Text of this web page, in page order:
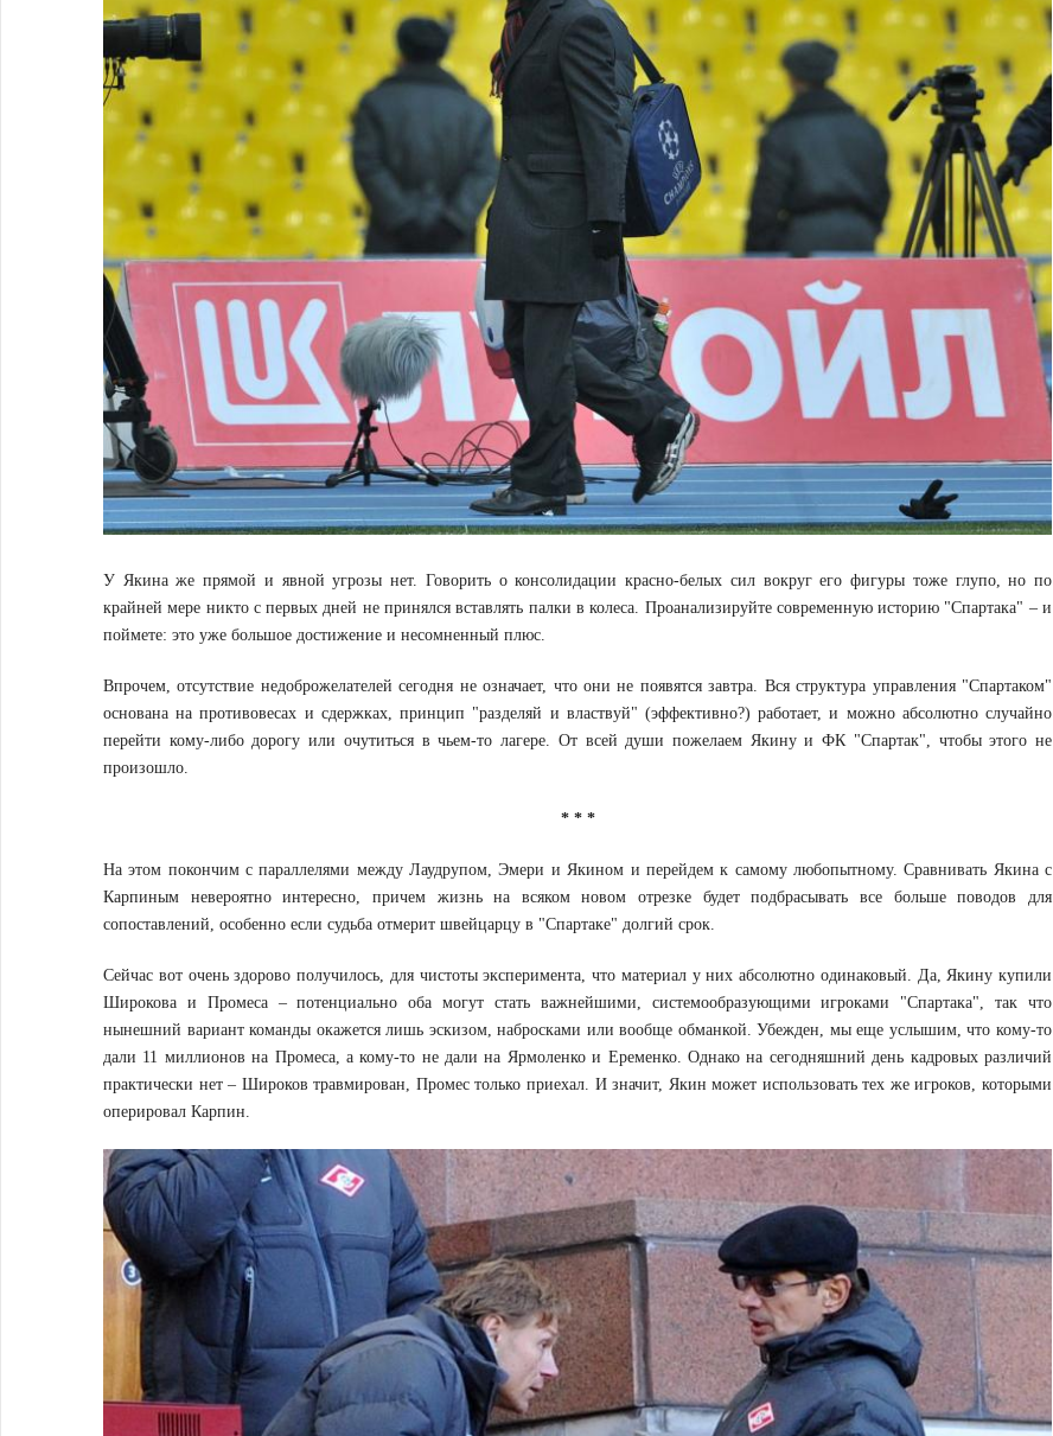
У Якина же прямой и явной угрозы нет. Говорить о консолидации красно-белых сил вокруг его фигуры тоже глупо, но по
крайней мере никто с первых дней не принялся вставлять палки в колеса. Проанализируйте современную историю "Спартака" – и
поймете: это уже большое достижение и несомненный плюс.
Впрочем, отсутствие недоброжелателей сегодня не означает, что они не появятся завтра. Вся структура управления "Спартаком"
основана на противовесах и сдержках, принцип "разделяй и властвуй" (эффективно?) работает, и можно абсолютно случайно
перейти кому-либо дорогу или очутиться в чьем-то лагере. От всей души пожелаем Якину и ФК "Спартак", чтобы этого не
произошло.
* * *
На этом покончим с параллелями между Лаудрупом, Эмери и Якином и перейдем к самому любопытному. Сравнивать Якина с
Карпиным невероятно интересно, причем жизнь на всяком новом отрезке будет подбрасывать все больше поводов для
сопоставлений, особенно если судьба отмерит швейцарцу в "Спартаке" долгий срок.
Сейчас вот очень здорово получилось, для чистоты эксперимента, что материал у них абсолютно одинаковый. Да, Якину купили
Широкова и Промеса – потенциально оба могут стать важнейшими, системообразующими игроками "Спартака", так что
нынешний вариант команды окажется лишь эскизом, набросками или вообще обманкой. Убежден, мы еще услышим, что кому-то
дали 11 миллионов на Промеса, а кому-то не дали на Ярмоленко и Еременко. Однако на сегодняшний день кадровых различий
практически нет – Широков травмирован, Промес только приехал. И значит, Якин может использовать тех же игроков, которыми
оперировал Карпин.